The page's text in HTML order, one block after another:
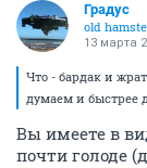
Градус
old
13 марта
Что - бардак и
думаем и быстрее
Вы имеете в
почти голоде